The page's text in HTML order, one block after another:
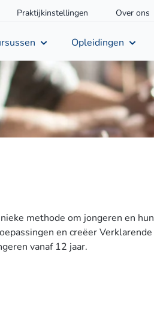
Praktijkinstellingen Over ons
Opleidingen
methode om jongeren en hun
en creëer Verklarende
vanaf 12 jaar.